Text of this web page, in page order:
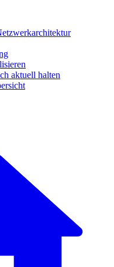
aktuell halten